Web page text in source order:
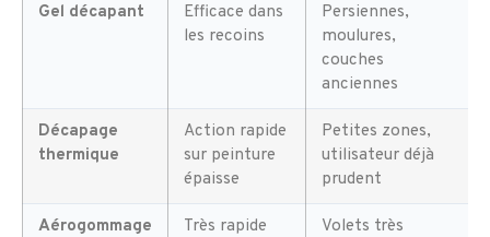
Gel décapant
Efficace dans
les recoins
Persiennes,
moulures,
couches
anciennes
Décapage
thermique
Action rapide
sur peinture
épaisse
Petites zones,
utilisateur déjà
prudent
Aérogommage
Très rapide
Volets très